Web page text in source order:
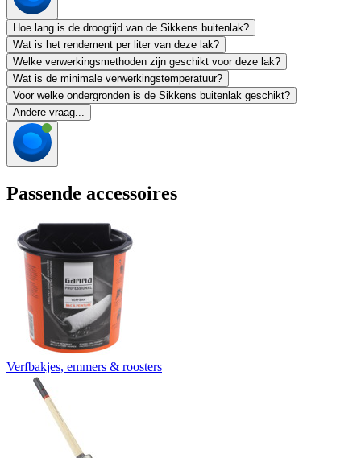
Hoe lang is de droogtijd van de Sikkens buitenlak?
Wat is het rendement per liter van deze lak?
Welke verwerkingsmethoden zijn geschikt voor deze lak?
Wat is de minimale verwerkingstemperatuur?
Voor welke ondergronden is de Sikkens buitenlak geschikt?
Andere vraag...
Passende accessoires
Verfbakjes, emmers & roosters